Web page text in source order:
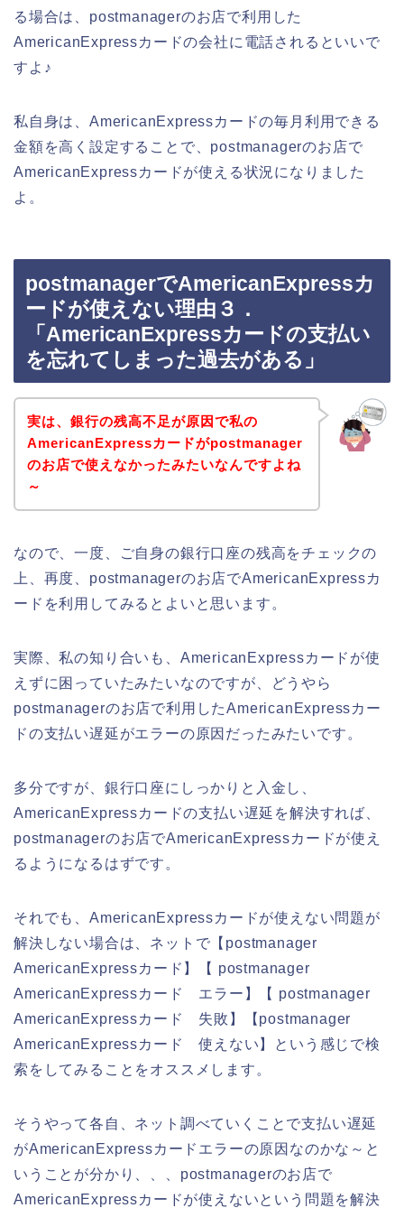
る場合は、postmanagerのお店で利用した
AmericanExpressカードの会社に電話されるといいで
すよ♪
私自身は、AmericanExpressカードの毎月利用できる
金額を高く設定することで、postmanagerのお店で
AmericanExpressカードが使える状況になりました
よ。
postmanagerでAmericanExpressカ
ードが使えない理由３．
「AmericanExpressカードの支払い
を忘れてしまった過去がある」
実は、銀行の残高不足が原因で私の
AmericanExpressカードがpostmanager
のお店で使えなかったみたいなんですよね
～
なので、一度、ご自身の銀行口座の残高をチェックの
上、再度、postmanagerのお店でAmericanExpressカ
ードを利用してみるとよいと思います。
実際、私の知り合いも、AmericanExpressカードが使
えずに困っていたみたいなのですが、どうやら
postmanagerのお店で利用したAmericanExpressカー
ドの支払い遅延がエラーの原因だったみたいです。
多分ですが、銀行口座にしっかりと入金し、
AmericanExpressカードの支払い遅延を解決すれば、
postmanagerのお店でAmericanExpressカードが使え
るようになるはずです。
それでも、AmericanExpressカードが使えない問題が
解決しない場合は、ネットで【postmanager
AmericanExpressカード】【 postmanager
AmericanExpressカード エラー】【 postmanager
AmericanExpressカード 失敗】【postmanager
AmericanExpressカード 使えない】という感じで検
索をしてみることをオススメします。
そうやって各自、ネット調べていくことで支払い遅延
がAmericanExpressカードエラーの原因なのかな～と
いうことが分かり、、、postmanagerのお店で
AmericanExpressカードが使えないという問題を解決